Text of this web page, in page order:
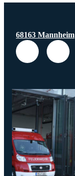
68163 Mannheim